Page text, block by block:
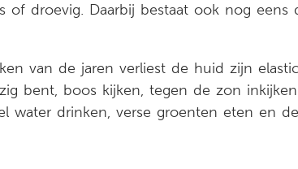
droevig. Daarbij bestaat ook nog
van de jaren verliest de huid zijn
bent, boos kijken, tegen de zon
water drinken, verse groenten eten en